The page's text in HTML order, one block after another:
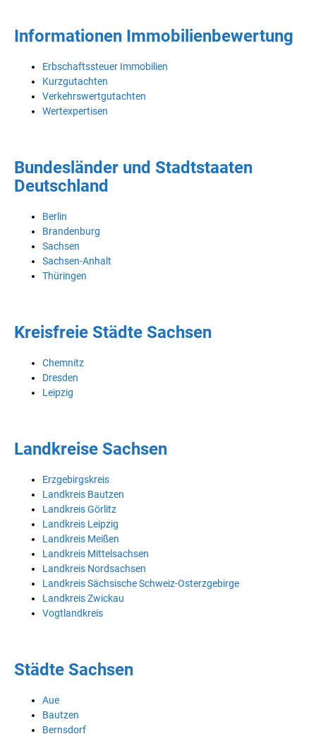
Informationen Immobilienbewertung
Erbschaftssteuer Immobilien
Kurzgutachten
Verkehrswertgutachten
Wertexpertisen
Bundesländer und Stadtstaaten
Deutschland
Berlin
Brandenburg
Sachsen
Sachsen-Anhalt
Thüringen
Kreisfreie Städte Sachsen
Chemnitz
Dresden
Leipzig
Landkreise Sachsen
Erzgebirgskreis
Landkreis Bautzen
Landkreis Görlitz
Landkreis Leipzig
Landkreis Meißen
Landkreis Mittelsachsen
Landkreis Nordsachsen
Landkreis Sächsische Schweiz-Osterzgebirge
Landkreis Zwickau
Vogtlandkreis
Städte Sachsen
Aue
Bautzen
Bernsdorf